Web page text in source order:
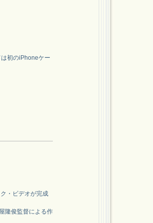
初のiPhoneケー
・ビデオが完成
隆俊監督による作